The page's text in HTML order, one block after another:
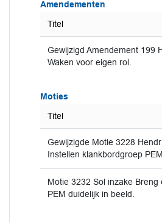
Amendementen
Titel
Gewijzigd Amendement 199
Waken voor eigen rol.
Moties
Titel
Gewijzigde Motie 3228
Instellen klankbordgroep
Motie 3232 Sol inzake Breng
PEM duidelijk in beeld.